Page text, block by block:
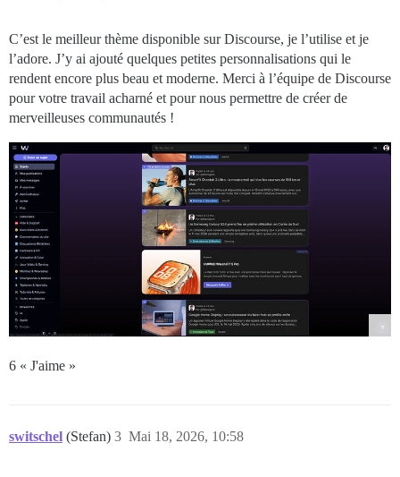
C’est le meilleur thème disponible sur Discourse, je l’utilise et je
l’adore. J’y ai ajouté quelques petites personnalisations qui le
rendent encore plus beau et moderne. Merci à l’équipe de Discourse
pour votre travail acharné et pour nous permettre de créer de
merveilleuses communautés !
6 « J'aime »
switschel (Stefan) Mai 18, 2026, 10:58
3